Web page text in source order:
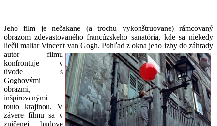
Jeho film je nečakane (a trochu vykonštruovane) rámcovaný
obrazom zdevastovaného francúzskeho sanatória, kde sa niekedy
liečil maliar Vincent van Gogh. Pohľad z okna jeho izby do záhrady
autor filmu
konfrontuje v
úvode s
Goghovými
obrazmi,
inšpirovanými
touto krajinou. V
závere filmu sa v
zničenej budove